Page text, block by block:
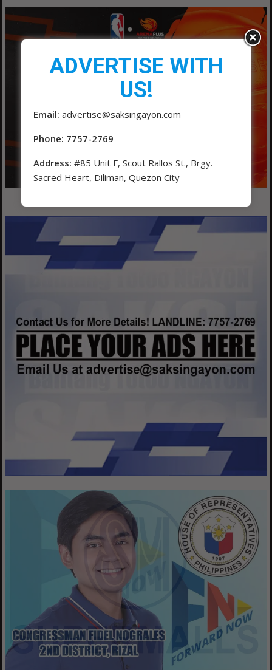
ADVERTISE WITH
US!
Email: advertise@saksingayon.com
Phone: 7757-2769
Address: #85 Unit F, Scout Rallos St., Brgy.
Sacred Heart, Diliman, Quezon City